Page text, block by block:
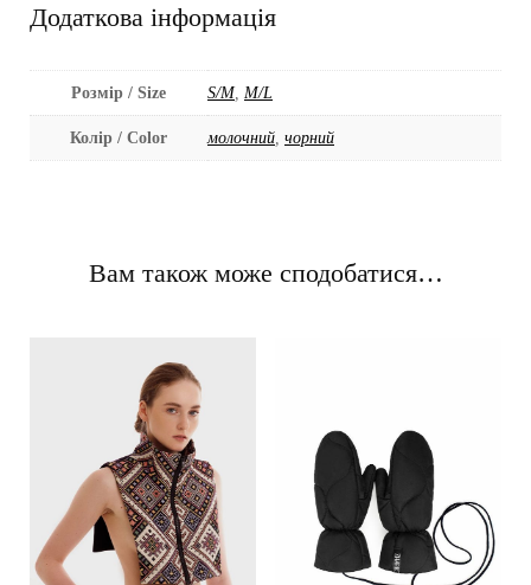
Додаткова інформація
Розмір / Size S/M, M/L
Колір / Color молочний чорний
Вам також може сподобатися…